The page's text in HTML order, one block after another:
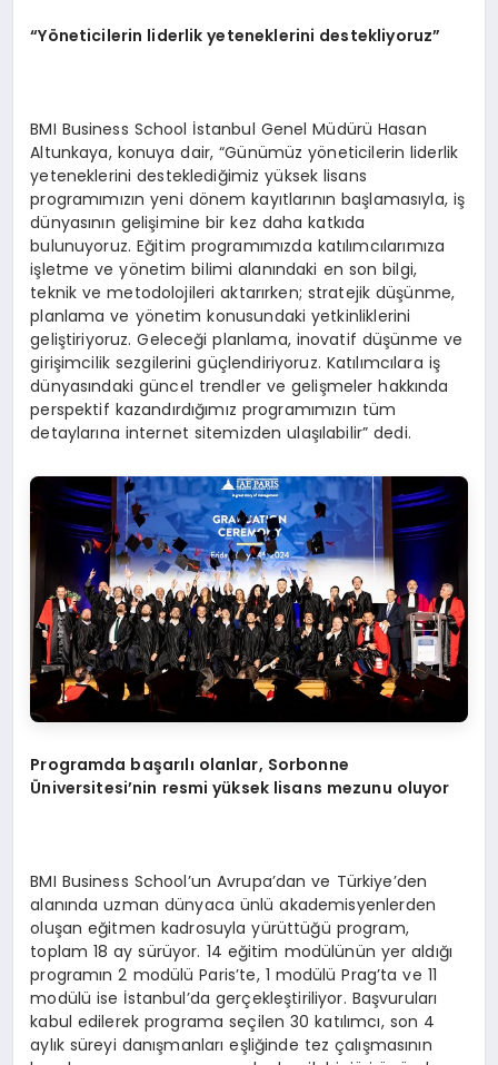
“Yöneticilerin liderlik yeteneklerini destekliyoruz”
BMI Business School İstanbul Genel Müdürü Hasan
Altunkaya, konuya dair, “Günümüz yöneticilerin liderlik
yeteneklerini desteklediğimiz yüksek lisans
programımızın yeni dönem kayıtlarının başlamasıyla, iş
dünyasının gelişimine bir kez daha katkıda
bulunuyoruz. Eğitim programımızda katılımcılarımıza
işletme ve yönetim bilimi alanındaki en son bilgi,
teknik ve metodolojileri aktarırken; stratejik düşünme,
planlama ve yönetim konusundaki yetkinliklerini
geliştiriyoruz. Geleceği planlama, inovatif düşünme ve
girişimcilik sezgilerini güçlendiriyoruz. Katılımcılara iş
dünyasındaki güncel trendler ve gelişmeler hakkında
perspektif kazandırdığımız programımızın tüm
detaylarına internet sitemizden ulaşılabilir” dedi.
Programda başarılı olanlar, Sorbonne
Üniversitesi’nin resmi yüksek lisans mezunu oluyor
BMI Business School’un Avrupa’dan ve Türkiye’den
alanında uzman dünyaca ünlü akademisyenlerden
oluşan eğitmen kadrosuyla yürüttüğü program,
toplam 18 ay sürüyor. 14 eğitim modülünün yer aldığı
programın 2 modülü Paris’te, 1 modülü Prag’ta ve 11
modülü ise İstanbul’da gerçekleştiriliyor. Başvuruları
kabul edilerek programa seçilen 30 katılımcı, son 4
aylık süreyi danışmanları eşliğinde tez çalışmasının